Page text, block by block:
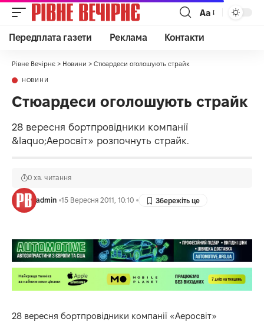
Аа
Передплата газети Реклама Контакти
Рівне Вечірнє > Новини > Cтюардеси оголошують страйк
НОВИНИ
Cтюардеси оголошують страйк
28 вересня бортпровідники компанії
&laquo;Аеросвіт» розпочнуть страйк.
admin 15 Вересня 2011, 10:10
0 хв. читання
28 вересня бортпровідники компанії «Аеросвіт»